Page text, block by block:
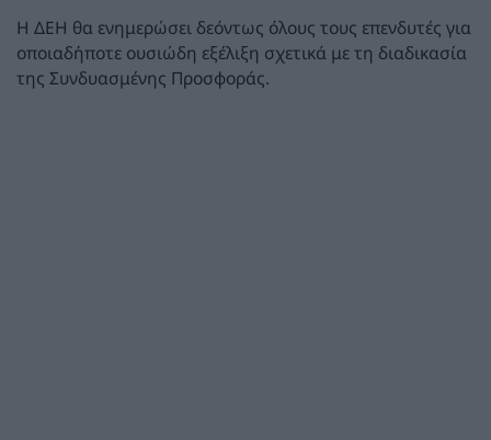
Η ΔΕΗ θα ενημερώσει δεόντως όλους τους επενδυτές για
οποιαδήποτε ουσιώδη εξέλιξη σχετικά με τη διαδικασία
της Συνδυασμένης Προσφοράς.